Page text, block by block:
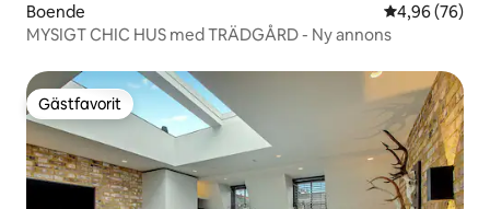
Boende 4,96 av 5 i
4,96 (76)
MYSIGT CHIC HUS med TRÄDGÅRD - Ny annons
Gästfavorit
Gästfavorit